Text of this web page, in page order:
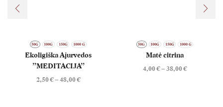
50G 100G 150G 1000 G
Ekoligiška Ajurvedos
”MEDITACIJA”
2,50€–48,00€Price
50G 100G 150G 1000 G
Matė citrina
4,00€–38,00€Price